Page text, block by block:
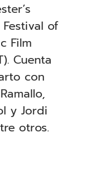
of
Film
Cuenta
con
y Jordi
otros.